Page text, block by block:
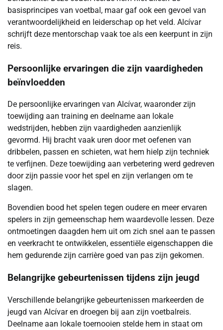
basisprincipes van voetbal, maar gaf ook een gevoel van
verantwoordelijkheid en leiderschap op het veld. Alcívar
schrijft deze mentorschap vaak toe als een keerpunt in zijn
reis.
Persoonlijke ervaringen die zijn vaardigheden
beïnvloedden
De persoonlijke ervaringen van Alcívar, waaronder zijn
toewijding aan training en deelname aan lokale
wedstrijden, hebben zijn vaardigheden aanzienlijk
gevormd. Hij bracht vaak uren door met oefenen van
dribbelen, passen en schieten, wat hem hielp zijn techniek
te verfijnen. Deze toewijding aan verbetering werd gedreven
door zijn passie voor het spel en zijn verlangen om te
slagen.
Bovendien bood het spelen tegen oudere en meer ervaren
spelers in zijn gemeenschap hem waardevolle lessen. Deze
ontmoetingen daagden hem uit om zich snel aan te passen
en veerkracht te ontwikkelen, essentiële eigenschappen die
hem gedurende zijn carrière goed van pas zijn gekomen.
Belangrijke gebeurtenissen tijdens zijn jeugd
Verschillende belangrijke gebeurtenissen markeerden de
jeugd van Alcívar en droegen bij aan zijn voetbalreis.
Deelname aan lokale toernooien stelde hem in staat om